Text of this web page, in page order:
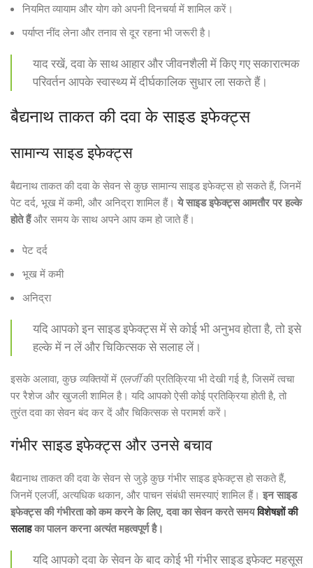
नियमित व्यायाम और योग को अपनी दिनचर्या में शामिल करें।
पर्याप्त नींद लेना और तनाव से दूर रहना भी जरूरी है।
याद रखें, दवा के साथ आहार और जीवनशैली में किए गए सकारात्मक
परिवर्तन आपके स्वास्थ्य में दीर्घकालिक सुधार ला सकते हैं।
बैद्यनाथ ताकत की दवा के साइड इफेक्ट्स
सामान्य साइड इफेक्ट्स
बैद्यनाथ ताकत की दवा के सेवन से कुछ सामान्य साइड इफेक्ट्स हो सकते हैं, जिनमें
पेट दर्द, भूख में कमी, और अनिद्रा शामिल हैं। ये साइड इफेक्ट्स आमतौर पर हल्के
होते हैंऔर समय के साथ अपने आप कम हो जाते हैं।
पेट दर्द
भूख में कमी
अनिद्रा
यदि आपको इन साइड इफेक्ट्स में से कोई भी अनुभव होता है, तो इसे
हल्के में न लें और चिकित्सक से सलाह लें।
इसके अलावा, कुछ व्यक्तियों में एलर्जीकी प्रतिक्रिया भी देखी गई है, जिसमें त्वचा
पर रैशेज और खुजली शामिल है। यदि आपको ऐसी कोई प्रतिक्रिया होती है, तो
तुरंत दवा का सेवन बंद कर दें और चिकित्सक से परामर्श करें।
गंभीर साइड इफेक्ट्स और उनसे बचाव
बैद्यनाथ ताकत की दवा के सेवन से जुड़े कुछ गंभीर साइड इफेक्ट्स हो सकते हैं,
जिनमें एलर्जी, अत्यधिक थकान, और पाचन संबंधी समस्याएं शामिल हैं। इन साइड
इफेक्ट्स की गंभीरता को कम करने के लिए, दवा का सेवन करते समयविशेषज्ञों की
सलाहका पालन करना अत्यंत महत्वपूर्ण है।
यदि आपको दवा के सेवन के बाद कोई भी गंभीर साइड इफेक्ट महसूस